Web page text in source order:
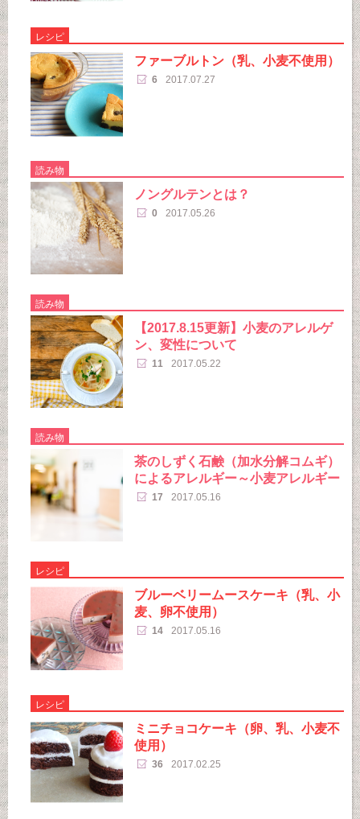
レシピ
ファーブルトン（乳、小麦不使用）
6 2017.07.27
読み物
ノングルテンとは？
0 2017.05.26
読み物
【2017.8.15更新】小麦のアレルゲ
ン、変性について
11 2017.05.22
読み物
茶のしずく石鹸（加水分解コムギ）
によるアレルギー～小麦アレルギー
17 2017.05.16
レシピ
ブルーベリームースケーキ（乳、小
麦、卵不使用）
14 2017.05.16
レシピ
ミニチョコケーキ（卵、乳、小麦不
使用）
36 2017.02.25